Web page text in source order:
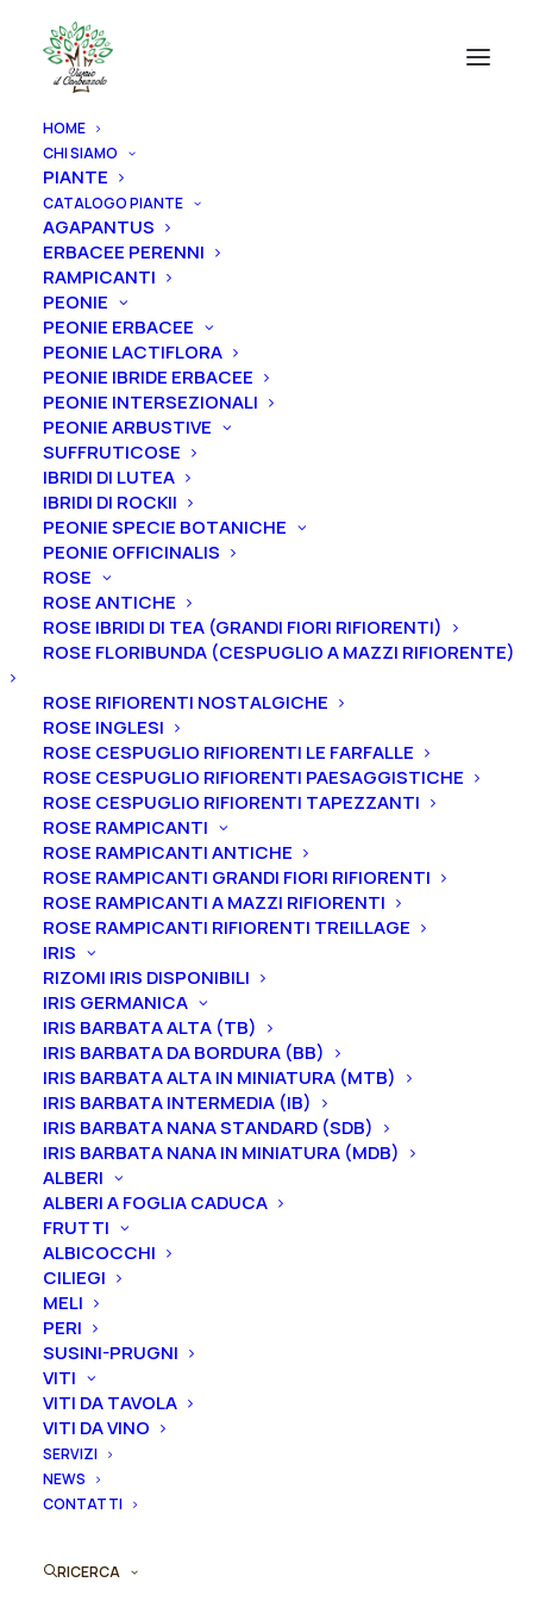
HOME
CHI SIAMO
PIANTE
CATALOGO PIANTE
AGAPANTUS
ERBACEE PERENNI
RAMPICANTI
PEONIE
PEONIE ERBACEE
PEONIE LACTIFLORA
PEONIE IBRIDE ERBACEE
PEONIE INTERSEZIONALI
PEONIE ARBUSTIVE
SUFFRUTICOSE
IBRIDI DI LUTEA
IBRIDI DI ROCKII
PEONIE SPECIE BOTANICHE
PEONIE OFFICINALIS
ROSE
ROSE ANTICHE
ROSE IBRIDI DI TEA (GRANDI FIORI RIFIORENTI)
ROSE FLORIBUNDA (CESPUGLIO A MAZZI RIFIORENTE)
ROSE RIFIORENTI NOSTALGICHE
ROSE INGLESI
ROSE CESPUGLIO RIFIORENTI LE FARFALLE
ROSE CESPUGLIO RIFIORENTI PAESAGGISTICHE
ROSE CESPUGLIO RIFIORENTI TAPEZZANTI
ROSE RAMPICANTI
ROSE RAMPICANTI ANTICHE
ROSE RAMPICANTI GRANDI FIORI RIFIORENTI
ROSE RAMPICANTI A MAZZI RIFIORENTI
ROSE RAMPICANTI RIFIORENTI TREILLAGE
IRIS
RIZOMI IRIS DISPONIBILI
IRIS GERMANICA
IRIS BARBATA ALTA (TB)
IRIS BARBATA DA BORDURA (BB)
IRIS BARBATA ALTA IN MINIATURA (MTB)
IRIS BARBATA INTERMEDIA (IB)
IRIS BARBATA NANA STANDARD (SDB)
IRIS BARBATA NANA IN MINIATURA (MDB)
ALBERI
ALBERI A FOGLIA CADUCA
FRUTTI
ALBICOCCHI
CILIEGI
MELI
PERI
SUSINI-PRUGNI
VITI
VITI DA TAVOLA
VITI DA VINO
SERVIZI
NEWS
CONTATTI
RICERCA
CATEGORIE PRODOTTI
AGAPANTUS
ERBACEE PERENNI
RAMPICANTI
PEONIE
ROSE
IRIS
RIZOMI IRIS DISPONIBILI
ALBERI
FRUTTI
ULIVI
VITI
Tutti i prodotti
AGGIUNGI AL PREVENTIVO
Questo
prodotto
ha
più
varianti.
possono
Iris germanica “Al Segno”